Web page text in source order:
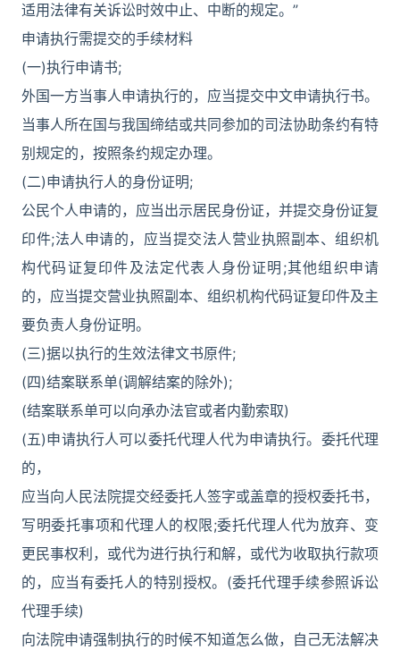
适用法律有关诉讼时效中止、中断的规定。”
申请执行需提交的手续材料
(一)执行申请书;
外国一方当事人申请执行的，应当提交中文申请执行书。
当事人所在国与我国缔结或共同参加的司法协助条约有特
别规定的，按照条约规定办理。
(二)申请执行人的身份证明;
公民个人申请的，应当出示居民身份证，并提交身份证复
印件;法人申请的，应当提交法人营业执照副本、组织机
构代码证复印件及法定代表人身份证明;其他组织申请
的，应当提交营业执照副本、组织机构代码证复印件及主
要负责人身份证明。
(三)据以执行的生效法律文书原件;
(四)结案联系单(调解结案的除外);
(结案联系单可以向承办法官或者内勤索取)
(五)申请执行人可以委托代理人代为申请执行。委托代理
的，
应当向人民法院提交经委托人签字或盖章的授权委托书，
写明委托事项和代理人的权限;委托代理人代为放弃、变
更民事权利，或代为进行执行和解，或代为收取执行款项
的，应当有委托人的特别授权。(委托代理手续参照诉讼
代理手续)
向法院申请强制执行的时候不知道怎么做，自己无法解决